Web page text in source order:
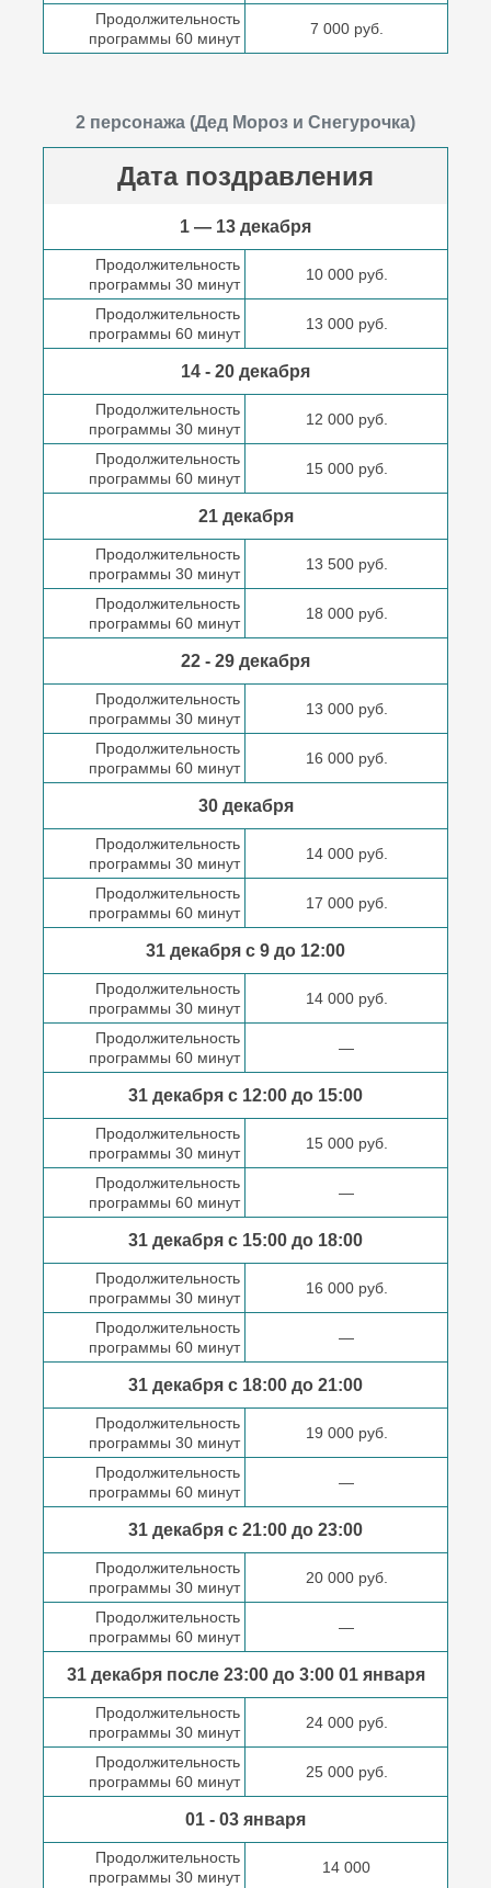
Продолжительность
программы 60 минут
7 000 руб.
2 персонажа (Дед Мороз и Снегурочка)
Дата поздравления
1 — 13 декабря
Продолжительность
программы 30 минут
10 000 руб.
Продолжительность
программы 60 минут
13 000 руб.
14 - 20 декабря
Продолжительность
программы 30 минут
12 000 руб.
Продолжительность
программы 60 минут
15 000 руб.
21 декабря
Продолжительность
программы 30 минут
13 500 руб.
Продолжительность
программы 60 минут
18 000 руб.
22 - 29 декабря
Продолжительность
программы 30 минут
13 000 руб.
Продолжительность
программы 60 минут
16 000 руб.
30 декабря
Продолжительность
программы 30 минут
14 000 руб.
Продолжительность
программы 60 минут
17 000 руб.
31 декабря с 9 до 12:00
Продолжительность
программы 30 минут
14 000 руб.
Продолжительность
программы 60 минут
—
31 декабря с 12:00 до 15:00
Продолжительность
программы 30 минут
15 000 руб.
Продолжительность
программы 60 минут
—
31 декабря с 15:00 до 18:00
Продолжительность
программы 30 минут
16 000 руб.
Продолжительность
программы 60 минут
—
31 декабря с 18:00 до 21:00
Продолжительность
программы 30 минут
19 000 руб.
Продолжительность
программы 60 минут
—
31 декабря с 21:00 до 23:00
Продолжительность
программы 30 минут
20 000 руб.
Продолжительность
программы 60 минут
—
31 декабря после23:00 до 3:0001 января
Продолжительность
программы 30 минут
24 000 руб.
Продолжительность
программы 60 минут
25 000 руб.
01 - 03 января
Продолжительность
программы 30 минут
14 000